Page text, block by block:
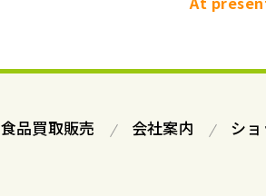
食品買取販売 会社案内 シ